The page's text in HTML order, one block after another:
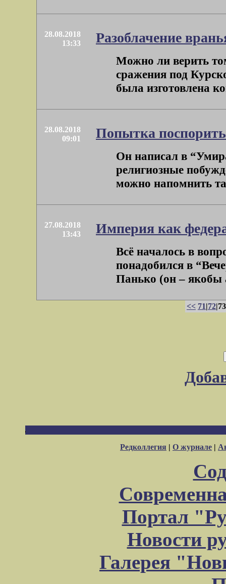
28.08.2018
13:33
Разоблачение
Можно ли верить
сражения под
была изготовлена
28.08.2018
09:01
Попытка
Он написал в
религиозные
можно напомнить
27.08.2018
13:43
Империя как
Всё началось в
понадобился в
Панько (он – якобы
<< 71|72
Редколлегия | О журнале |
Портал
Новости
Галерея